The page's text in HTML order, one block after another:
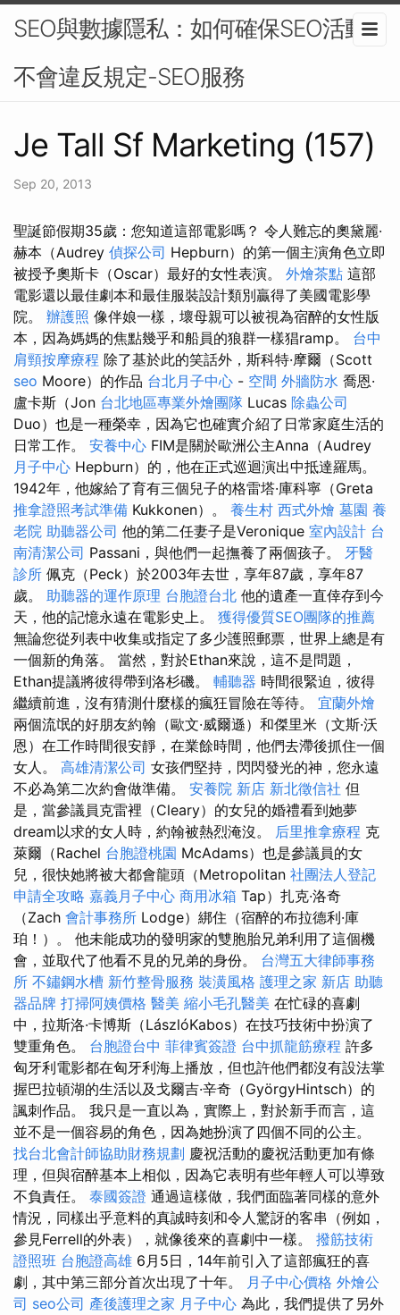
SEO與數據隱私：如何確保SEO活動
不會違反規定-SEO服務
Je Tall Sf Marketing (157)
Sep 20, 2013
聖誕節假期35歲：您知道這部電影嗎？ 令人難忘的奧黛麗·
赫本（Audrey 偵探公司 Hepburn）的第一個主演角色立即
被授予奧斯卡（Oscar）最好的女性表演。 外燴茶點 這部
電影還以最佳劇本和最佳服裝設計類別贏得了美國電影學
院。 辦護照 像伴娘一樣，壞母親可以被視為宿醉的女性版
本，因為媽媽的焦點幾乎和船員的狼群一樣猖ramp。 台中
肩頸按摩療程 除了基於此的笑話外，斯科特·摩爾（Scott
seo Moore）的作品 台北月子中心 - 空間 外牆防水 喬恩·
盧卡斯（Jon 台北地區專業外燴團隊 Lucas 除蟲公司
Duo）也是一種榮幸，因為它也確實介紹了日常家庭生活的
日常工作。 安養中心 FIM是關於歐洲公主Anna（Audrey
月子中心 Hepburn）的，他在正式巡迴演出中抵達羅馬。
1942年，他嫁給了育有三個兒子的格雷塔·庫科寧（Greta
推拿證照考試準備 Kukkonen）。 養生村 西式外燴 墓園 養
老院 助聽器公司 他的第二任妻子是Veronique 室內設計 台
南清潔公司 Passani，與他們一起撫養了兩個孩子。 牙醫
診所 佩克（Peck）於2003年去世，享年87歲，享年87
歲。 助聽器的運作原理 台胞證台北 他的遺產一直倖存到今
天，他的記憶永遠在電影史上。 獲得優質SEO團隊的推薦
無論您從列表中收集或指定了多少護照郵票，世界上總是有
一個新的角落。 當然，對於Ethan來說，這不是問題，
Ethan提議將彼得帶到洛杉磯。 輔聽器 時間很緊迫，彼得
繼續前進，沒有猜測什麼樣的瘋狂冒險在等待。 宜蘭外燴
兩個流氓的好朋友約翰（歐文·威爾遜）和傑里米（文斯·沃
恩）在工作時間很安靜，在業餘時間，他們去滯後抓住一個
女人。 高雄清潔公司 女孩們堅持，閃閃發光的神，您永遠
不必為第二次約會做準備。 安養院 新店 新北徵信社 但
是，當參議員克雷裡（Cleary）的女兒的婚禮看到她夢
dream以求的女人時，約翰被熱烈淹沒。 后里推拿療程 克
萊爾（Rachel 台胞證桃園 McAdams）也是參議員的女
兒，很快她將被大都會龍頭（Metropolitan 社團法人登記
申請全攻略 嘉義月子中心 商用冰箱 Tap）扎克·洛奇
（Zach 會計事務所 Lodge）綁住（宿醉的布拉德利·庫
珀！）。 他未能成功的發明家的雙胞胎兄弟利用了這個機
會，並取代了他看不見的兄弟的身份。 台灣五大律師事務
所 不鏽鋼水槽 新竹整骨服務 裝潢風格 護理之家 新店 助聽
器品牌 打掃阿姨價格 醫美 縮小毛孔醫美 在忙碌的喜劇
中，拉斯洛·卡博斯（LászlóKabos）在技巧技術中扮演了
雙重角色。 台胞證台中 菲律賓簽證 台中抓龍筋療程 許多
匈牙利電影都在匈牙利海上播放，但也許他們都沒有設法掌
握巴拉頓湖的生活以及戈爾吉·辛奇（GyörgyHintsch）的
諷刺作品。 我只是一直以為，實際上，對於新手而言，這
並不是一個容易的角色，因為她扮演了四個不同的公主。
找台北會計師協助財務規劃 慶祝活動的慶祝活動更加有條
理，但與宿醉基本上相似，因為它表明有些年輕人可以導致
不負責任。 泰國簽證 通過這樣做，我們面臨著同樣的意外
情況，同樣出乎意料的真誠時刻和令人驚訝的客串（例如，
參見Ferrell的外表），就像後來的喜劇中一樣。 撥筋技術
證照班 台胞證高雄 6月5日，14年前引入了這部瘋狂的喜
劇，其中第三部分首次出現了十年。 月子中心價格 外燴公
司 seo公司 產後護理之家 月子中心 為此，我們提供了另外